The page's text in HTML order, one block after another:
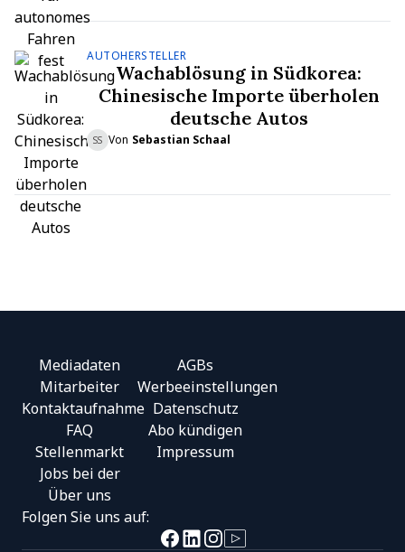
AUTOHERSTELLER
Wachablösung in Südkorea:
Chinesische Importe überholen
deutsche Autos
SS Von Sebastian Schaal
Mediadaten
Mitarbeiter
Kontaktaufnahme
FAQ
Stellenmarkt
Jobs bei der
Über uns
AGBs
Werbeeinstellungen
Datenschutz
Abo kündigen
Impressum
Folgen Sie uns auf: